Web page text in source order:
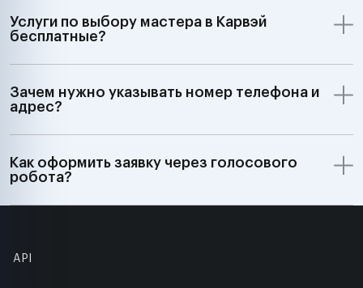
Услуги по выбору мастера в Карвэй
бесплатные?
Зачем нужно указывать номер телефона и
адрес?
Как оформить заявку через голосового
робота?
API